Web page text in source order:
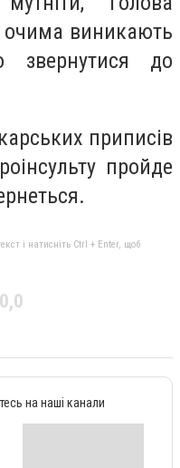
очима виникають
звернутися до
приписів
пройде
і натисніть Ctrl + Enter, щоб
0,0
на наші канали